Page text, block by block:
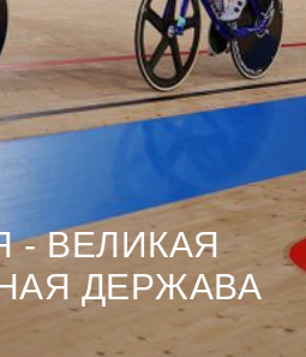
- ВЕЛИКАЯ
ДЕРЖАВА